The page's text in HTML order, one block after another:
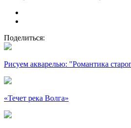
Поделиться:
Рисуем акварелью: "Романтика
«Течет река Волга»